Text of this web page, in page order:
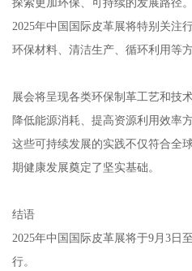
探索更加环保、可持续的发展路径。
2025年中国国际皮革展将特别关注
环保材料、清洁生产、循环利用等
展会将呈现各类环保制革工艺和技
降低能源消耗、提高资源利用效率
这些可持续发展的实践不仅符合全
期健康发展奠定了坚实基础。
结语
2025年中国国际皮革展将于9月3日
行。